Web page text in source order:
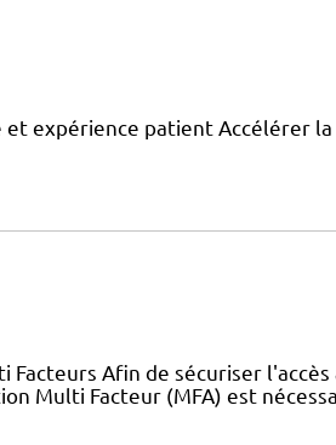
expérience patient Accélérer la
Afin de sécuriser
Multi Facteur (MFA) est